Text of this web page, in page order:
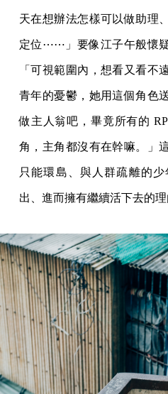
天在想辦法怎樣可以做助理
定位⋯⋯」要像江子午般懷
「可視範圍內，想看又看不
青年的憂鬱，她用這個角色
做主人翁吧，畢竟所有的
角，主角都沒有在幹嘛。」
只能環島、與人群疏離的
出、進而擁有繼續活下去的理